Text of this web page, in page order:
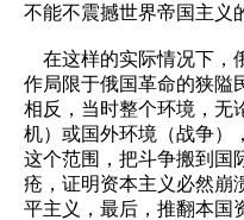
不能不震撼世界帝国主
在这样的实际情况下，
作局限于俄国革命的狭隘
相反，当时整个环境，无
机）或国外环境（战争）
这个范围，把斗争搬到国
疮，证明资本主义必然崩
平主义，最后，推翻本国